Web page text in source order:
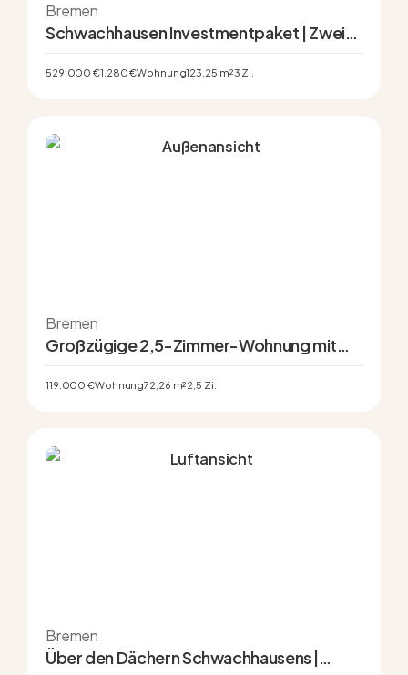
Bremen
Schwachhausen Investmentpaket | Zwei
529.000 €1.280 €Wohnung123,25 m²3 Zi.
Bremen
Großzügige 2,5-Zimmer-Wohnung mit
119.000 €Wohnung72,26 m²2,5 Zi.
Bremen
Über den Dächern Schwachhausens |